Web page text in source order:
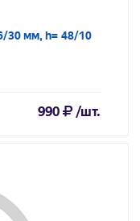
30 мм, h= 48/10
990 /шт.